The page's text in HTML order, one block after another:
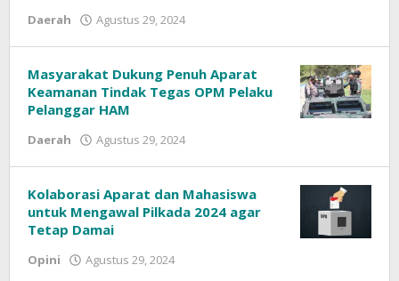
Daerah Agustus 29, 2024
Masyarakat Dukung Penuh Aparat
Keamanan Tindak Tegas OPM Pelaku
Pelanggar HAM
Daerah Agustus 29, 2024
Kolaborasi Aparat dan Mahasiswa
untuk Mengawal Pilkada 2024 agar
Tetap Damai
Opini Agustus 29, 2024